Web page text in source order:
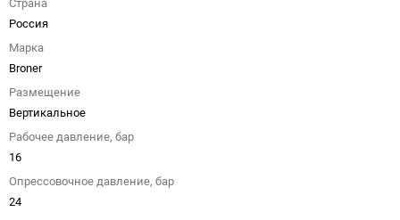
Россия
Марка
Broner
Размещение
Вертикальное
Рабочее давление, бар
16
Опрессовочное давление, бар
24